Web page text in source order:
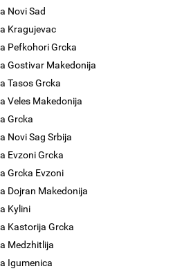
Novi Sad
Kragujevac
Pefkohori Grcka
Gostivar Makedonija
Tasos Grcka
Veles Makedonija
Grcka
Novi Sag Srbija
Evzoni Grcka
Grcka Evzoni
Dojran Makedonija
Kylini
Kastorija Grcka
Medzhitlija
Igumenica